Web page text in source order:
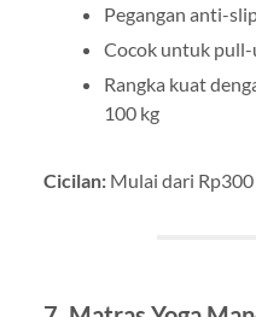
Pegangan anti-
Cocok untuk
Rangka kuat
100 kg
Cicilan:Mulai dari Rp300